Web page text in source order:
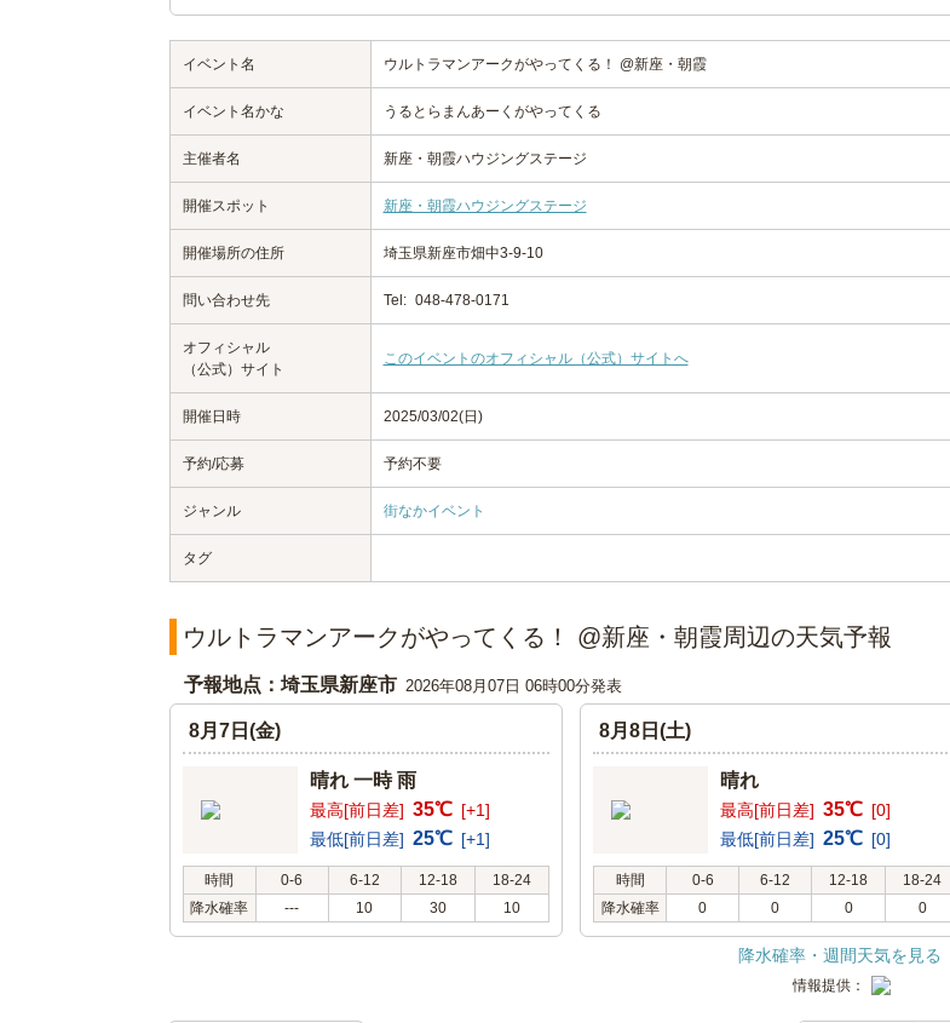
イベント名 ウルトラマンアークがやってくる！ @新座・朝霞
イベント名かな うるとらまんあーくがやってくる
主催者名 新座・朝霞ハウジングステージ
開催スポット 新座・朝霞ハウジングステージ
開催場所の住所 埼玉県新座市畑中3-9-10
問い合わせ先 Tel: 048-478-0171
オフィシャル
（公式）サイト
このイベントのオフィシャル（公式）サイトへ
開催日時 2025/03/02(日)
予約/応募 予約不要
ジャンル 街なかイベント
タグ
ウルトラマンアークがやってくる！ @新座・朝霞周辺の天気予報
予報地点：埼玉県新座市 2026年08月07日 06時00分発表
8月7日(金)
晴れ 一時 雨
最高[前日差] 35℃ [+1]
最低[前日差] 25℃ [+1]
時間 0-6 6-12 12-18
18-24
降水確率
--- 10 30 10
8月8日(土)
晴れ
最高[前日差] 35℃ [0]
最低[前日差] 25℃ [0]
時間 0-6 6-12 12-18
18-24
降水確率
0 0 0 0
降水確率・週間天気を見る
情報提供：